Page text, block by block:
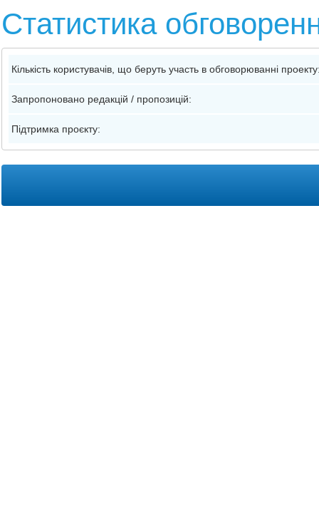
Статистика
Кількість користувачів, що беруть участь в обговорюванні
Запропоновано редакцій / пропозицій:
Підтримка проєкту: